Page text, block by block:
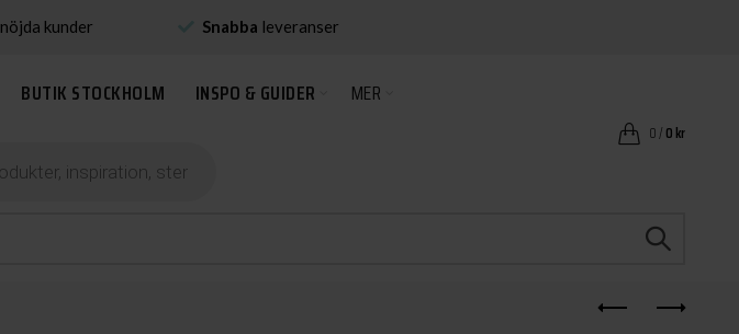
BUTIK STOCKHOLM INSPO & GUIDER MER
0/0kr
nöjda kunder Snabba leveranser